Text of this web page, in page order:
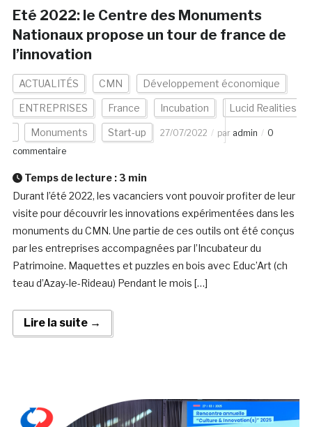
Eté 2022: le Centre des Monuments
Nationaux propose un tour de france de
l’innovation
ACTUALITÉS CMN Développement économique
ENTREPRISES France Incubation Lucid Realities
Monuments Start-up 27/07/2022 par admin
0
commentaire
Temps de lecture : 3 min
Durant l’été 2022, les vacanciers vont pouvoir profiter de leur
visite pour découvrir les innovations expérimentées dans les
monuments du CMN. Une partie de ces outils ont été conçus
par les entreprises accompagnées par l’Incubateur du
Patrimoine. Maquettes et puzzles en bois avec Educ’Art (ch
teau d’Azay-le-Rideau) Pendant le mois […]
Lire la suite →